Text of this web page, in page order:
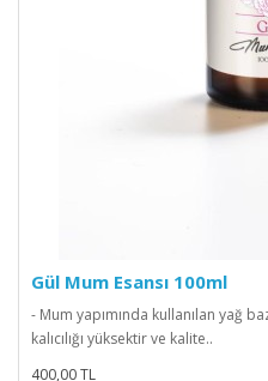
Gül Mum Esansı 100ml
- Mum yapımında kullanılan yağ
kalıcılığı yüksektir ve kalite..
400,00 TL